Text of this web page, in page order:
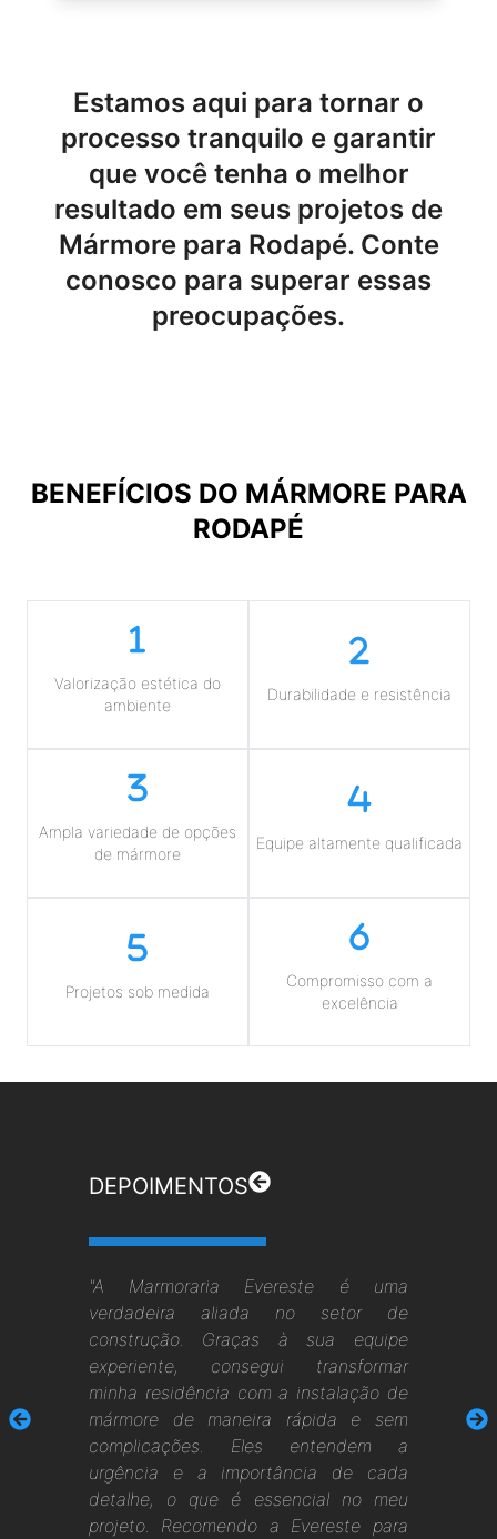
Estamos aqui para tornar o
processo tranquilo e garantir
que você tenha o melhor
resultado em seus projetos de
Mármore para Rodapé. Conte
conosco para superar essas
preocupações.
BENEFÍCIOS DO MÁRMORE PARA
RODAPÉ
Valorização estética do
ambiente
Durabilidade e resistência
Ampla variedade de opções
de mármore
Equipe altamente qualificada
Projetos sob medida
Compromisso com a
excelência
DEPOIMENTOS
"A Marmoraria Evereste é uma
verdadeira aliada no setor de
construção. Graças à sua equipe
experiente, consegui transformar
minha residência com a instalação de
mármore de maneira rápida e sem
complicações. Eles entendem a
urgência e a importância de cada
detalhe, o que é essencial no meu
projeto. Recomendo a Evereste para